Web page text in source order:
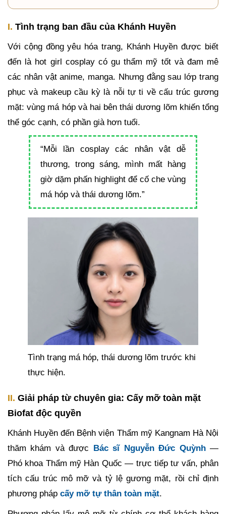
I. Tình trạng ban đầu của Khánh Huyền
Với cộng đồng yêu hóa trang, Khánh Huyền được biết
đến là hot girl cosplay có gu thẩm mỹ tốt và đam mê
các nhân vật anime, manga. Nhưng đằng sau lớp trang
phục và makeup cầu kỳ là nỗi tự ti về cấu trúc gương
mặt: vùng má hóp và hai bên thái dương lõm khiến tổng
thể góc cạnh, có phần già hơn tuổi.
“Mỗi lần cosplay các nhân vật dễ
thương, trong sáng, mình mất hàng
giờ dặm phấn highlight để cố che vùng
má hóp và thái dương lõm.”
Tình trạng má hóp, thái dương lõm trước khi
thực hiện.
II. Giải pháp từ chuyên gia: Cấy mỡ toàn mặt
Biofat độc quyền
Khánh Huyền đến Bệnh viện Thẩm mỹ Kangnam Hà Nội
thăm khám và được
Bác sĩ Nguyễn Đức Quỳnh—
Phó khoa Thẩm mỹ Hàn Quốc — trực tiếp tư vấn, phân
tích cấu trúc mô mỡ và tỷ lệ gương mặt, rồi chỉ định
phương pháp cấy mỡ tự thân toàn mặt.